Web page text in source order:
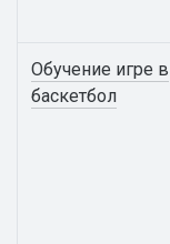
Обучение игре в
баскетбол